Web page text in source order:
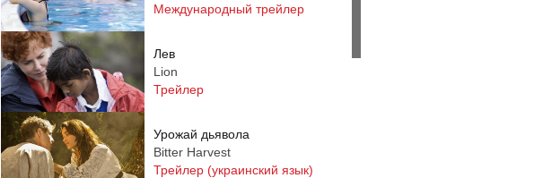
Международный трейлер
Лев
Lion
Трейлер
Урожай дьявола
Bitter Harvest
Трейлер (украинский язык)